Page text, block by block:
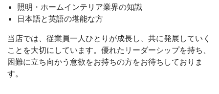
照明・ホームインテリア業界の知識
日本語と英語の堪能な方
当店では、従業員一人ひとりが成長し、共に発展していく
ことを大切にしています。優れたリーダーシップを持ち、
困難に立ち向かう意欲をお持ちの方をお待ちしておりま
す。